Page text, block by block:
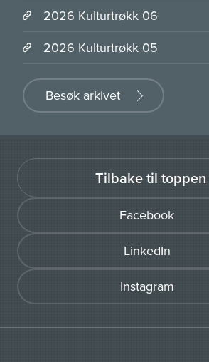
2026 Kulturtrøkk 06
2026 Kulturtrøkk 05
Besøk arkivet
Facebook
LinkedIn
Instagram
Tilbake til toppen